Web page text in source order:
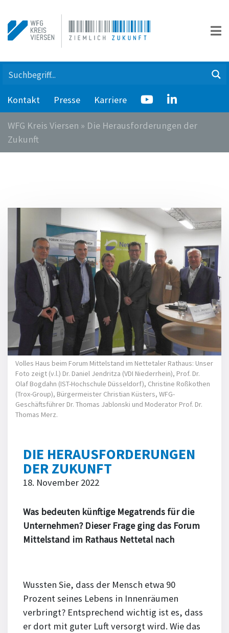
Kontakt Presse Karriere
WFG Kreis Viersen » Die Herausforderungen der
Zukunft
Volles Haus beim Forum Mittelstand im Nettetaler Rathaus: Unser
Foto zeigt (v.l.) Dr. Daniel Jendritza (VDI Niederrhein), Prof. Dr.
Olaf Bogdahn (IST-Hochschule Düsseldorf), Christine Roßkothen
(Trox-Group), Bürgermeister Christian Küsters, WFG-
Geschäftsführer Dr. Thomas Jablonski und Moderator Prof. Dr.
Thomas Merz.
DIE HERAUSFORDERUNGEN
DER ZUKUNFT
18. November 2022
Was bedeuten künftige Megatrends für die
Unternehmen? Dieser Frage ging das Forum
Mittelstand im Rathaus Nettetal nach
Wussten Sie, dass der Mensch etwa 90
Prozent seines Lebens in Innenräumen
verbringt? Entsprechend wichtig ist es, dass
er dort mit guter Luft versorgt wird. Wie das